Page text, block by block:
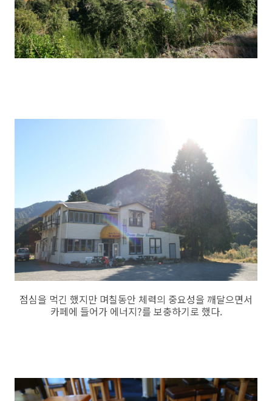
점심을 먹긴 했지만 며칠동안 체력의 중요성을 깨달으면서
카페에 들어가 에너지?를 보충하기로 했다.